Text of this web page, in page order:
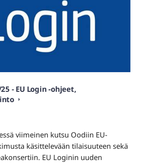
- EU Login -ohjeet,
viimeinen kutsu Oodiin EU-
käsittelevään tilaisuuteen sekä
EU Loginin uuden